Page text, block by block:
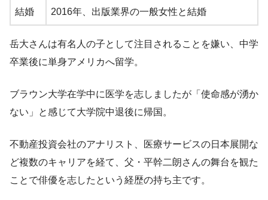
結婚 2016年、出版業界の一般女性と結婚
岳大さんは有名人の子として注目されることを嫌い、中学
卒業後に単身アメリカへ留学。
ブラウン大学在学中に医学を志しましたが「使命感が湧か
ない」と感じて大学院中退後に帰国。
不動産投資会社のアナリスト、医療サービスの日本展開な
ど複数のキャリアを経て、父・平幹二朗さんの舞台を観た
ことで俳優を志したという経歴の持ち主です。